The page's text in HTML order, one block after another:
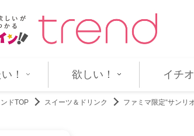
カナダの新鋭ソフィー・ロムヴァリ監督の初長編映画
！ 欲しい！ イチ
ンドTOP スイーツ＆ドリンク ファミマ限定“サンリ